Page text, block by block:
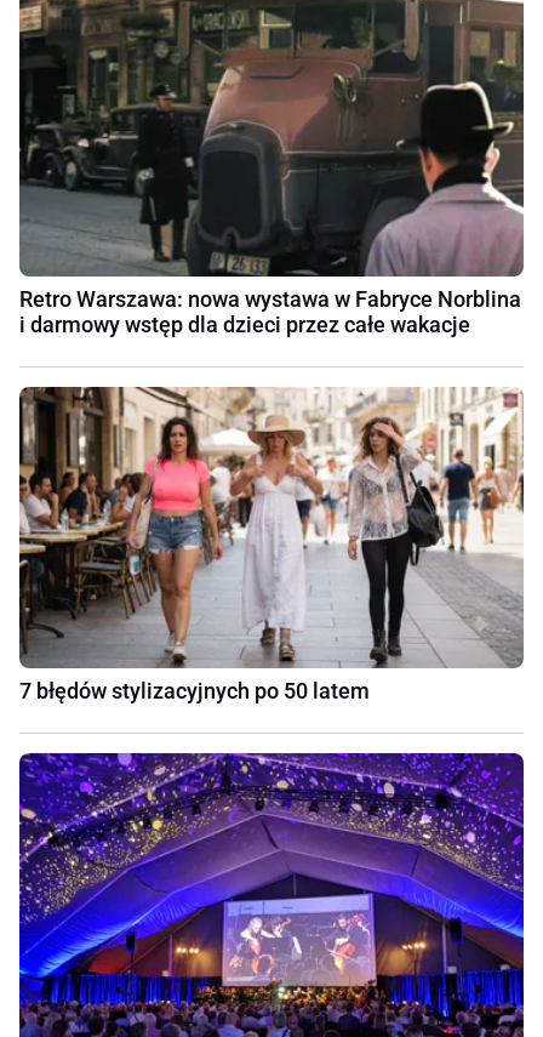
Retro Warszawa: nowa wystawa w Fabryce Norblina
i darmowy wstęp dla dzieci przez całe wakacje
7 błędów stylizacyjnych po 50 latem